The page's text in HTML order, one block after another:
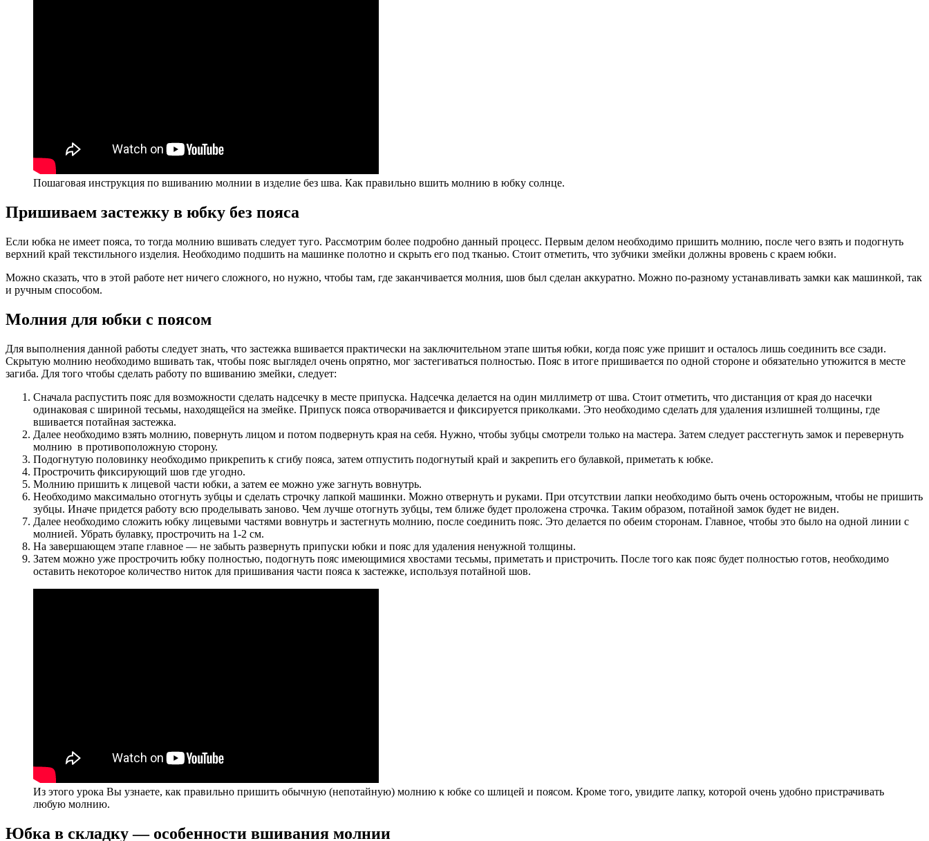
Пошаговая инструкция по вшиванию молнии в изделие без шва. Как правильно вшить молнию в юбку солнце.
Пришиваем застежку в юбку без пояса
Если юбка не имеет пояса, то тогда молнию вшивать следует туго. Рассмотрим более подробно данный процесс. Первым делом необходимо пришить молнию, после чего взять и подогнуть
верхний край текстильного изделия. Необходимо подшить на машинке полотно и скрыть его под тканью. Стоит отметить, что зубчики змейки должны вровень с краем юбки.
Можно сказать, что в этой работе нет ничего сложного, но нужно, чтобы там, где заканчивается молния, шов был сделан аккуратно. Можно по-разному устанавливать замки как машинкой, так
и ручным способом.
Молния для юбки с поясом
Для выполнения данной работы следует знать, что застежка вшивается практически на заключительном этапе шитья юбки, когда пояс уже пришит и осталось лишь соединить все сзади.
Скрытую молнию необходимо вшивать так, чтобы пояс выглядел очень опрятно, мог застегиваться полностью. Пояс в итоге пришивается по одной стороне и обязательно утюжится в месте
загиба. Для того чтобы сделать работу по вшиванию змейки, следует:
Сначала распустить пояс для возможности сделать надсечку в месте припуска. Надсечка делается на один миллиметр от шва. Стоит отметить, что дистанция от края до насечки
одинаковая с шириной тесьмы, находящейся на змейке. Припуск пояса отворачивается и фиксируется приколками. Это необходимо сделать для удаления излишней толщины, где
вшивается потайная застежка.
Далее необходимо взять молнию, повернуть лицом и потом подвернуть края на себя. Нужно, чтобы зубцы смотрели только на мастера. Затем следует расстегнуть замок и перевернуть
молнию в противоположную сторону.
Подогнутую половинку необходимо прикрепить к сгибу пояса, затем отпустить подогнутый край и закрепить его булавкой, приметать к юбке.
Прострочить фиксирующий шов где угодно.
Молнию пришить к лицевой части юбки, а затем ее можно уже загнуть вовнутрь.
Необходимо максимально отогнуть зубцы и сделать строчку лапкой машинки. Можно отвернуть и руками. При отсутствии лапки необходимо быть очень осторожным, чтобы не пришить
зубцы. Иначе придется работу всю проделывать заново. Чем лучше отогнуть зубцы, тем ближе будет проложена строчка. Таким образом, потайной замок будет не виден.
Далее необходимо сложить юбку лицевыми частями вовнутрь и застегнуть молнию, после соединить пояс. Это делается по обеим сторонам. Главное, чтобы это было на одной линии с
молнией. Убрать булавку, прострочить на 1-2 см.
На завершающем этапе главное — не забыть развернуть припуски юбки и пояс для удаления ненужной толщины.
Затем можно уже прострочить юбку полностью, подогнуть пояс имеющимися хвостами тесьмы, приметать и пристрочить. После того как пояс будет полностью готов, необходимо
оставить некоторое количество ниток для пришивания части пояса к застежке, используя потайной шов.
Из этого урока Вы узнаете, как правильно пришить обычную (непотайную) молнию к юбке со шлицей и поясом. Кроме того, увидите лапку, которой очень удобно пристрачивать
любую молнию.
Юбка в складку — особенности вшивания молнии